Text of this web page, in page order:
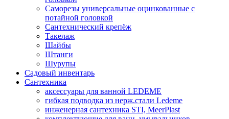
Саморезы универсальные оцинкованные с
потайной головкой
Сантехнический крепёж
Такелаж
Шайбы
Штанги
Шурупы
Садовый инвентарь
Сантехника
аксессуары для ванной LEDEME
гибкая подводка из нерж.стали Ledeme
инженерная сантехника STI, MeerPlast